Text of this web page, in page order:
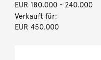
EUR 180.000- 240.000
Verkauft für:
EUR 450.000